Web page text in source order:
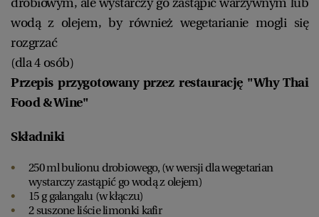
wodą z olejem, by również wegetarianie mogli się
rozgrzać
(dla 4 osób)
Przepis przygotowany przez restaurację "Why Thai
Food & Wine"
Składniki
250 ml bulionu drobiowego, (w wersji dla wegetarian
wystarczy zastąpić go wodą z olejem)
15 g galangalu (w kłączu)
2 suszone liście limonki kafir